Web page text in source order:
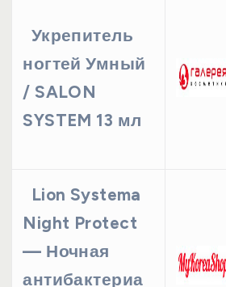
Укрепитель
ногтей Умный
/ SALON
SYSTEM 13 мл
Lion Systema
Night Protect
— Ночная
антибактериа